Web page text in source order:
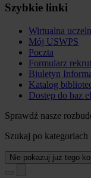
Szybkie linki
Wirtualna
Mój USWPS
Poczta
Formularz
Biuletyn
Katalog
Dostęp do baz
Sprawdź nasze
Szukaj po kategoriach
Nie pokazuj już tego